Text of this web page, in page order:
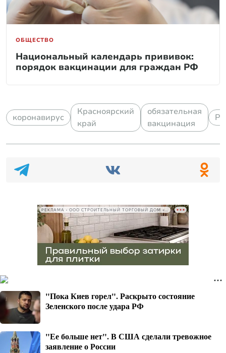
ОБЩЕСТВО
Национальный календарь прививок:
порядок вакцинации для граждан РФ
коронавирус
Красноярский
край
обязательная
вакцинация
"Пока Киев горел". Раскрыто состояние
Зеленского после удара РФ
"Ее больше нет". В США сделали тревожное
заявление о России